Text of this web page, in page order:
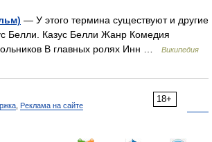
— У этого термина существуют и другие
Белли. Казус Белли Жанр Комедия
В главных ролях Инн …
Википедия
18+
Реклама на сайте